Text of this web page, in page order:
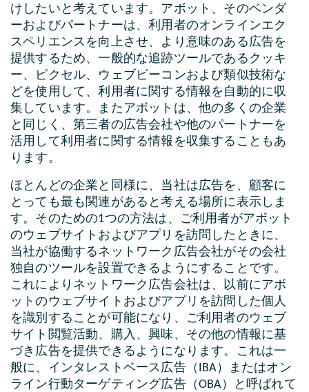
けしたいと考えています。アボット、そのベンダ
ーおよびパートナーは、利用者のオンラインエク
スペリエンスを向上させ、より意味のある広告を
提供するため、一般的な追跡ツールであるクッキ
ー、ピクセル、ウェブビーコンおよび類似技術な
どを使用して、利用者に関する情報を自動的に収
集しています。またアボットは、他の多くの企業
と同じく、第三者の広告会社や他のパートナーを
活用して利用者に関する情報を収集することもあ
ります。
ほとんどの企業と同様に、当社は広告を、顧客に
とっても最も関連があると考える場所に表示しま
す。そのための1つの方法は、ご利用者がアボット
のウェブサイトおよびアプリを訪問したときに、
当社が協働するネットワーク広告会社がその会社
独自のツールを設置できるようにすることです。
これによりネットワーク広告会社は、以前にアボ
ットのウェブサイトおよびアプリを訪問した個人
を識別することが可能になり、ご利用者のウェブ
サイト閲覧活動、購入、興味、その他の情報に基
づき広告を提供できるようになります。これは一
般に、インタレストベース広告（IBA）またはオン
ライン行動ターゲティング広告（OBA）と呼ばれて